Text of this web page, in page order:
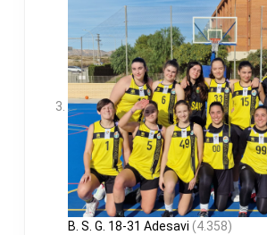
B. S. G. 18-31 Adesavi (4.358)